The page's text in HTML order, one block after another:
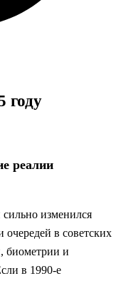
году
реалии
сильно изменился
в советских
биометрии и
в 1990‑е